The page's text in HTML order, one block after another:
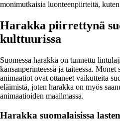
monimutkaisia luonteenpiirteitä,
Harakka piirrettynä
kulttuurissa
Suomessa harakka on tunnettu
kansanperinteessä ja taiteessa.
animaatiot ovat ottaneet vaikutteita
eläimistä, joten harakka on myös
animaatioiden maailmassa.
Harakka suomalaisissa